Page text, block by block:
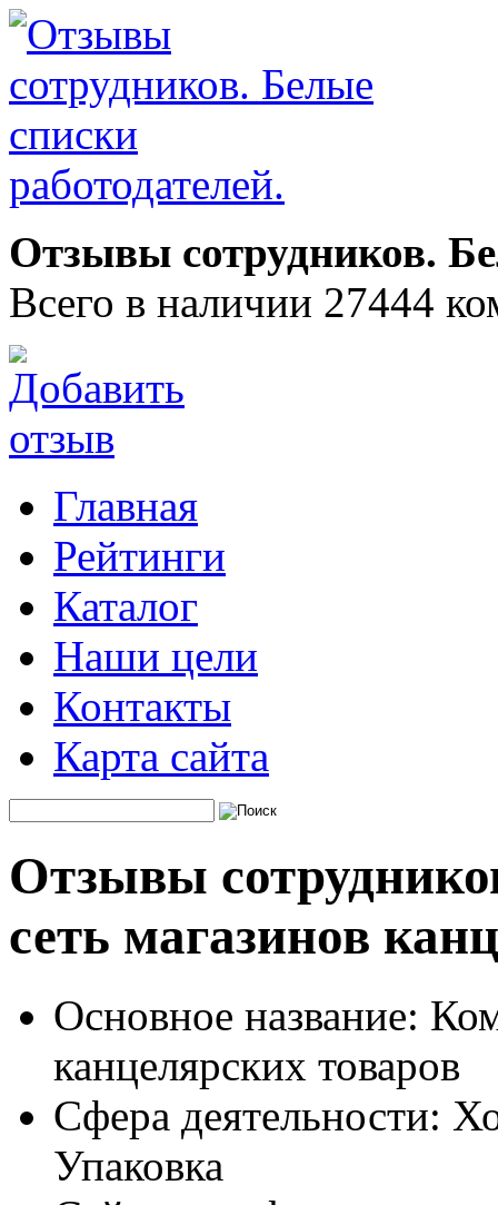
Отзывы сотрудников.
Всего в наличии 27444
Главная
Рейтинги
Каталог
Наши цели
Контакты
Карта сайта
Отзывы
сеть магазинов
Основное название:
канцелярских товаров
Сфера деятельности:
Упаковка